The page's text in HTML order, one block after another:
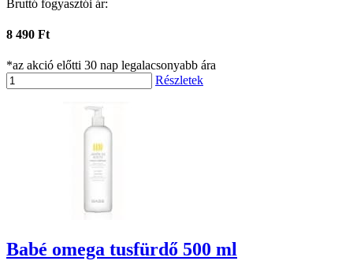
Bruttó fogyasztói ár:
8 490 Ft
*az akció előtti 30 nap legalacsonyabb ára
Részletek
Babé omega tusfürdő 500 ml